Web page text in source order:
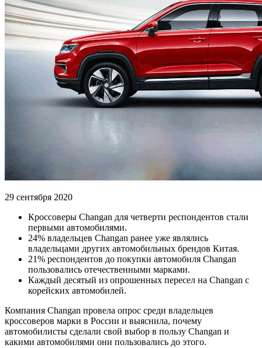
29 сентября 2020
Кроссоверы Changan для четверти респондентов стали
первыми автомобилями.
24% владельцев Changan ранее уже являлись
владельцами других автомобильных брендов Китая.
21% респондентов до покупки автомобиля Changan
пользовались отечественными марками.
Каждый десятый из опрошенных пересел на Changan с
корейских автомобилей.
Компания Changan провела опрос среди владельцев
кроссоверов марки в России и выяснила, почему
автомобилисты сделали свой выбор в пользу Changan и
какими автомобилями они пользовались до этого.